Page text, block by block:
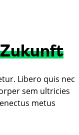
Zukunft
Libero quis nec
sem ultricies
metus